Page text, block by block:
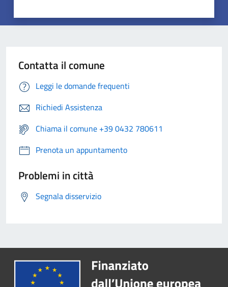
Contatta il comune
Leggi le domande frequenti
Richiedi Assistenza
Chiama il comune +39 0432 780611
Prenota un appuntamento
Problemi in città
Segnala disservizio